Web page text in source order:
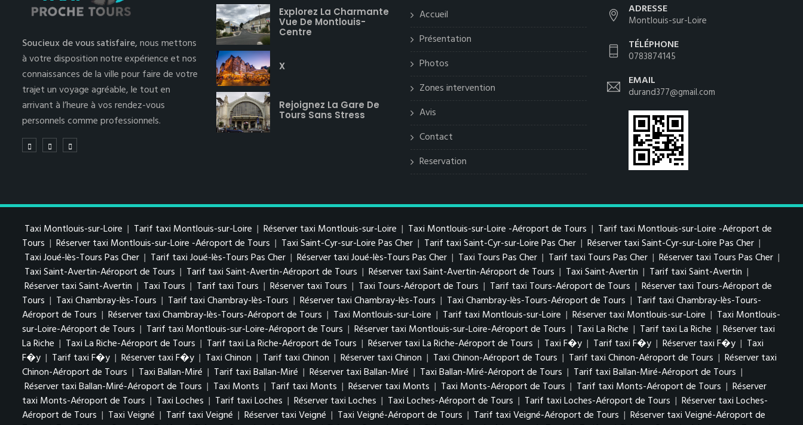
Soucieux de vous satisfaire,nous mettons
à votre disposition notre expérience et nos
connaissances de la ville pour faire de votre
trajet un voyage agréable, le tout en
arrivant à l’heure à vos rendez-vous
personnels comme professionnels.
Explorez La Charmante
Vue De Montlouis-
Centre
X
Rejoignez La Gare De
Tours Sans Stress
Accueil
Présentation
Photos
Zones intervention
Avis
Contact
Reservation
ADRESSE
Montlouis-sur-Loire
TÉLÉPHONE
0783874145
EMAIL
durand377@gmail.com
Taxi Montlouis-sur-Loire | Tarif taxi Montlouis-sur-Loire | Réserver taxi Montlouis-sur-Loire | Taxi Montlouis-sur-Loire -Aéroport de Tours | Tarif taxi Montlouis-sur-Loire -Aéroport de
Tours | Réserver taxi Montlouis-sur-Loire -Aéroport de Tours | Taxi Saint-Cyr-sur-Loire Pas Cher | Tarif taxi Saint-Cyr-sur-Loire Pas Cher | Réserver taxi Saint-Cyr-sur-Loire Pas Cher |
Taxi Joué-lès-Tours Pas Cher | Tarif taxi Joué-lès-Tours Pas Cher | Réserver taxi Joué-lès-Tours Pas Cher | Taxi Tours Pas Cher | Tarif taxi Tours Pas Cher | Réserver taxi Tours Pas Cher |
Taxi Saint-Avertin-Aéroport de Tours | Tarif taxi Saint-Avertin-Aéroport de Tours | Réserver taxi Saint-Avertin-Aéroport de Tours | Taxi Saint-Avertin | Tarif taxi Saint-Avertin |
Réserver taxi Saint-Avertin | Taxi Tours | Tarif taxi Tours | Réserver taxi Tours | Taxi Tours-Aéroport de Tours | Tarif taxi Tours-Aéroport de Tours | Réserver taxi Tours-Aéroport de
Tours | Taxi Chambray-lès-Tours | Tarif taxi Chambray-lès-Tours | Réserver taxi Chambray-lès-Tours | Taxi Chambray-lès-Tours-Aéroport de Tours | Tarif taxi Chambray-lès-Tours-
Aéroport de Tours | Réserver taxi Chambray-lès-Tours-Aéroport de Tours | Taxi Montlouis-sur-Loire | Tarif taxi Montlouis-sur-Loire | Réserver taxi Montlouis-sur-Loire | Taxi Montlouis-
sur-Loire-Aéroport de Tours | Tarif taxi Montlouis-sur-Loire-Aéroport de Tours | Réserver taxi Montlouis-sur-Loire-Aéroport de Tours | Taxi La Riche | Tarif taxi La Riche | Réserver taxi
La Riche | Taxi La Riche-Aéroport de Tours | Tarif taxi La Riche-Aéroport de Tours | Réserver taxi La Riche-Aéroport de Tours | Taxi F�y | Tarif taxi F�y | Réserver taxi F�y | Taxi
F�y | Tarif taxi F�y | Réserver taxi F�y | Taxi Chinon | Tarif taxi Chinon | Réserver taxi Chinon | Taxi Chinon-Aéroport de Tours | Tarif taxi Chinon-Aéroport de Tours | Réserver taxi
Chinon-Aéroport de Tours | Taxi Ballan-Miré | Tarif taxi Ballan-Miré | Réserver taxi Ballan-Miré | Taxi Ballan-Miré-Aéroport de Tours | Tarif taxi Ballan-Miré-Aéroport de Tours |
Réserver taxi Ballan-Miré-Aéroport de Tours | Taxi Monts | Tarif taxi Monts | Réserver taxi Monts | Taxi Monts-Aéroport de Tours | Tarif taxi Monts-Aéroport de Tours | Réserver
taxi Monts-Aéroport de Tours | Taxi Loches | Tarif taxi Loches | Réserver taxi Loches | Taxi Loches-Aéroport de Tours | Tarif taxi Loches-Aéroport de Tours | Réserver taxi Loches-
Aéroport de Tours | Taxi Veigné | Tarif taxi Veigné | Réserver taxi Veigné | Taxi Veigné-Aéroport de Tours | Tarif taxi Veigné-Aéroport de Tours | Réserver taxi Veigné-Aéroport de